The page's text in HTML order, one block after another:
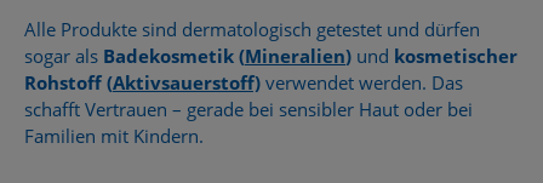
Alle Produkte sind dermatologisch getestet und dürfen
sogar als Badekosmetik (Mineralien) und kosmetischer
Rohstoff (Aktivsauerstoff) verwendet werden. Das
schafft Vertrauen – gerade bei sensibler Haut oder bei
Familien mit Kindern.